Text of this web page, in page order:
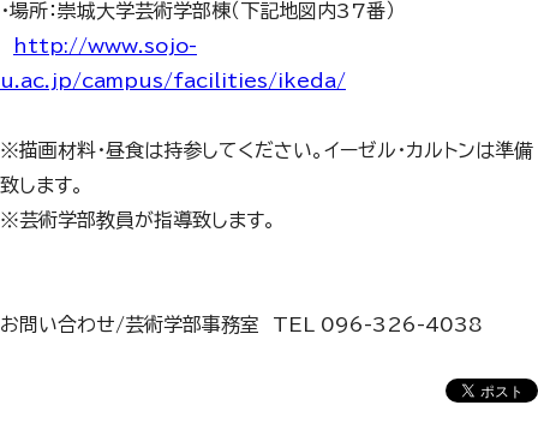
・場所：崇城大学芸術学部棟（下記地図内37番）
http://www.sojo-
u.ac.jp/campus/facilities/ikeda/
※描画材料・昼食は持参してください。イーゼル・カルトンは準備
致します。
※芸術学部教員が指導致します。
お問い合わせ/芸術学部事務室 TEL 096-326-4038